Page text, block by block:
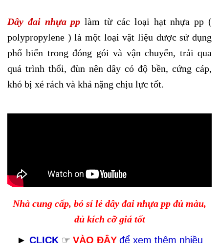
Dây đai nhựa pp làm từ các loại hạt nhựa pp (
polypropylene ) là một loại vật liệu được sử dụng
phổ biến trong đóng gói và vận chuyển, trải qua
quá trình thổi, đùn nên dây có độ bền, cứng cáp,
khó bị xé rách và khả nặng chịu lực tốt.
Nhà cung cấp, bỏ sỉ lẻ dây đai nhựa pp đủ màu,
đủ kích cỡ giá tốt
► CLICK ☞ VÀO ĐÂY để xem thêm nhiều